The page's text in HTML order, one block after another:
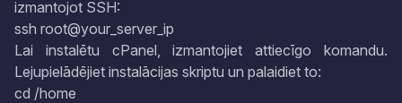
izmantojot SSH:
ssh root@your_server_ip
Lai instalētu cPanel, izmantojiet attiecīgo komandu.
Lejupielādējiet instalācijas skriptu un palaidiet to:
cd /home